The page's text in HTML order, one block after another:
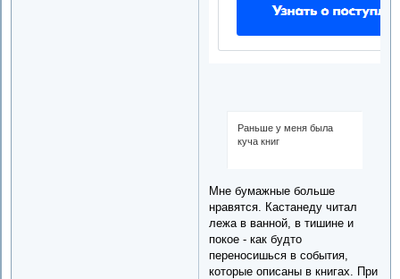
Раньше у меня была
куча книг
Мне бумажные больше
нравятся. Кастанеду читал
лежа в ванной, в тишине и
покое - как будто
переносишься в события,
которые описаны в книгах. При